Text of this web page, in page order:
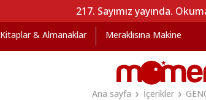
217. Sayımız yayında.
Kitaplar & Almanaklar Meraklısına Makine
Ana sayfa
İçerikler